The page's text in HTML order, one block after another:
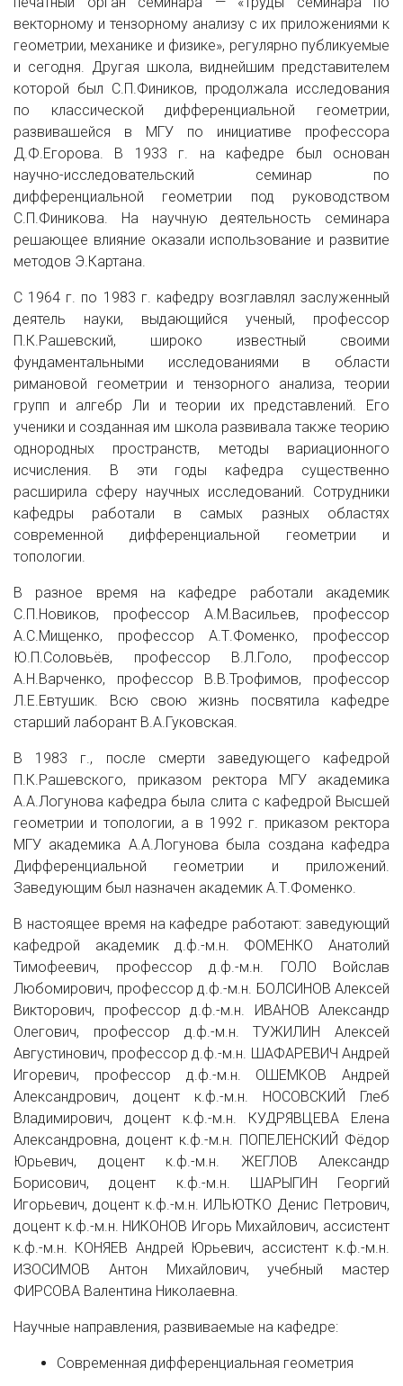
векторному и тензорному анализу с их приложениями к
геометрии, механике и физике», регулярно публикуемые
и сегодня. Другая школа, виднейшим представителем
которой был С.П.Фиников, продолжала исследования
по классической дифференциальной геометрии,
развивашейся в МГУ по инициативе профессора
Д.Ф.Егорова. В 1933 г. на кафедре был основан
научно-исследовательский семинар по
дифференциальной геометрии под руководством
С.П.Финикова. На научную деятельность семинара
решающее влияние оказали использование и развитие
методов Э.Картана.
С 1964 г. по 1983 г. кафедру возглавлял заслуженный
деятель науки, выдающийся ученый, профессор
П.К.Рашевский, широко известный своими
фундаментальными исследованиями в области
римановой геометрии и тензорного анализа, теории
групп и алгебр Ли и теории их представлений. Его
ученики и созданная им школа развивала также теорию
однородных пространств, методы вариационного
исчисления. В эти годы кафедра существенно
расширила сферу научных исследований. Сотрудники
кафедры работали в самых разных областях
современной дифференциальной геометрии и
топологии.
В разное время на кафедре работали академик
С.П.Новиков, профессор А.М.Васильев, профессор
А.С.Мищенко, профессор А.Т.Фоменко, профессор
Ю.П.Соловьёв, профессор В.Л.Голо, профессор
А.Н.Варченко, профессор В.В.Трофимов, профессор
Л.Е.Евтушик. Всю свою жизнь посвятила кафедре
старший лаборант В.А.Гуковская.
В 1983 г., после смерти заведующего кафедрой
П.К.Рашевского, приказом ректора МГУ академика
А.А.Логунова кафедра была слита с кафедрой Высшей
геометрии и топологии, а в 1992 г. приказом ректора
МГУ академика А.А.Логунова была создана кафедра
Дифференциальной геометрии и приложений.
Заведующим был назначен академик А.Т.Фоменко.
В настоящее время на кафедре работают: заведующий
кафедрой академик д.ф.-м.н. ФОМЕНКО Анатолий
Тимофеевич, профессор д.ф.-м.н. ГОЛО Войслав
Любомирович, профессор д.ф.-м.н. БОЛСИНОВ Алексей
Викторович, профессор д.ф.-м.н. ИВАНОВ Александр
Олегович, профессор д.ф.-м.н. ТУЖИЛИН Алексей
Августинович, профессор д.ф.-м.н. ШАФАРЕВИЧ Андрей
Игоревич, профессор д.ф.-м.н. ОШЕМКОВ Андрей
Александрович, доцент к.ф.-м.н. НОСОВСКИЙ Глеб
Владимирович, доцент к.ф.-м.н. КУДРЯВЦЕВА Елена
Александровна, доцент к.ф.-м.н. ПОПЕЛЕНСКИЙ Фёдор
Юрьевич, доцент к.ф.-м.н. ЖЕГЛОВ Александр
Борисович, доцент к.ф.-м.н. ШАРЫГИН Георгий
Игорьевич, доцент к.ф.-м.н. ИЛЬЮТКО Денис Петрович,
доцент к.ф.-м.н. НИКОНОВ Игорь Михайлович, ассистент
к.ф.-м.н. КОНЯЕВ Андрей Юрьевич, ассистент к.ф.-м.н.
ИЗОСИМОВ Антон Михайлович, учебный мастер
ФИРСОВА Валентина Николаевна.
Научные направления, развиваемые на кафедре:
Современная дифференциальная геометрия